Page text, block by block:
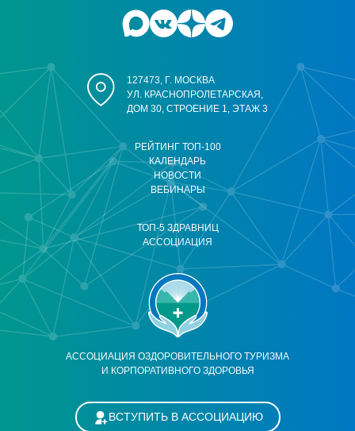
АССОЦИАЦИЯ ОЗДОРОВИТЕЛЬНОГО ТУРИЗМА
И КОРПОРАТИВНОГО ЗДОРОВЬЯ
РЕЙТИНГ ТОП-100
КАЛЕНДАРЬ
НОВОСТИ
ВЕБИНАРЫ
ТОП-5 ЗДРАВНИЦ
АССОЦИАЦИЯ
127473, Г. МОСКВА
УЛ. КРАСНОПРОЛЕТАРСКАЯ,
ДОМ 30, СТРОЕНИЕ 1, ЭТАЖ 3
ВСТУПИТЬ В АССОЦИАЦИЮ